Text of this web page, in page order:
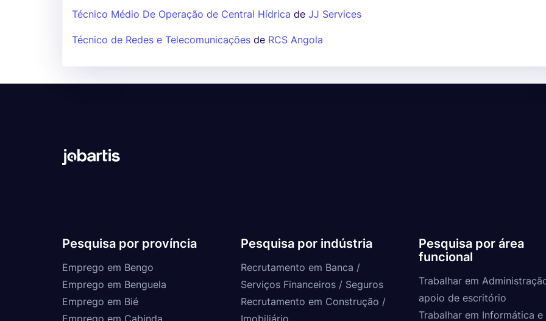
Técnico Médio De Operação de Central Hídrica de JJ Services
Técnico de Redes e Telecomunicações de RCS Angola
Pesquisa por província
Emprego em Bengo
Emprego em Benguela
Emprego em Bié
Emprego em Cabinda
Pesquisa por indústria
Recrutamento em Banca /
Serviços Financeiros / Seguros
Recrutamento em Construção /
Imobiliário
Pesquisa por área
funcional
Trabalhar em
apoio de escritório
Trabalhar em Informática e